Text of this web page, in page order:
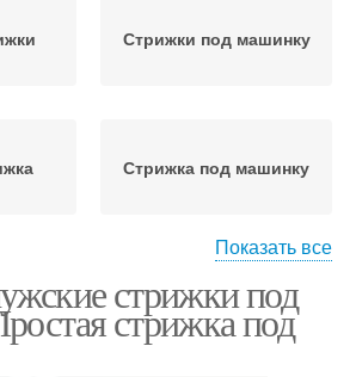
Стрижки под машинку
Стрижка под машинку
Армейские стрижки
Показать все
стрижки под
стрижка под